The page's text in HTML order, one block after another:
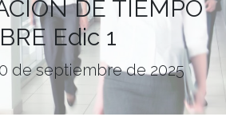
DE TIEMPO
Edic 1
de septiembre de 2025